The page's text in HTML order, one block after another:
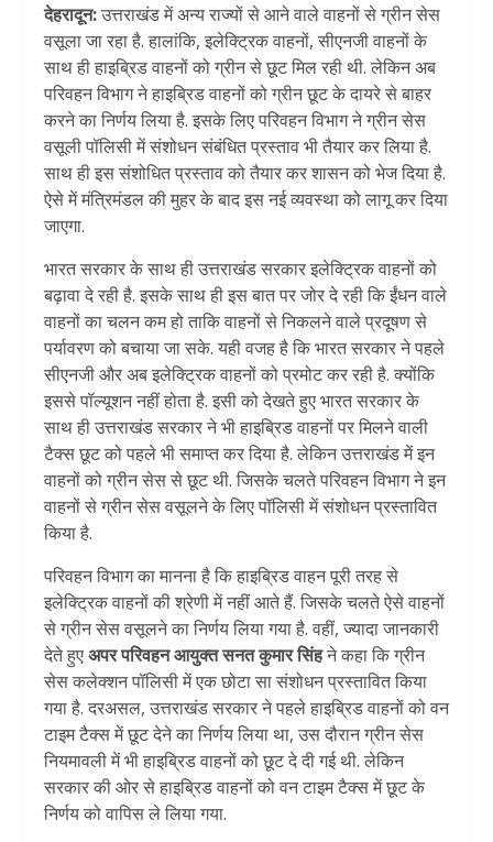
देहरादून:उत्तराखंड में अन्य राज्यों से आने वाले वाहनों से ग्रीन सेस
वसूला जा रहा है. हालांकि, इलेक्ट्रिक वाहनों, सीएनजी वाहनों के
साथ ही हाइब्रिड वाहनों को ग्रीन से छूट मिल रही थी. लेकिन अब
परिवहन विभाग ने हाइब्रिड वाहनों को ग्रीन छूट के दायरे से बाहर
करने का निर्णय लिया है. इसके लिए परिवहन विभाग ने ग्रीन सेस
वसूली पॉलिसी में संशोधन संबंधित प्रस्ताव भी तैयार कर लिया है.
साथ ही इस संशोधित प्रस्ताव को तैयार कर शासन को भेज दिया है.
ऐसे में मंत्रिमंडल की मुहर के बाद इस नई व्यवस्था को लागू कर दिया
जाएगा.
भारत सरकार के साथ ही उत्तराखंड सरकार इलेक्ट्रिक वाहनों को
बढ़ावा दे रही है. इसके साथ ही इस बात पर जोर दे रही कि ईंधन वाले
वाहनों का चलन कम हो ताकि वाहनों से निकलने वाले प्रदूषण से
पर्यावरण को बचाया जा सके. यही वजह है कि भारत सरकार ने पहले
सीएनजी और अब इलेक्ट्रिक वाहनों को प्रमोट कर रही है. क्योंकि
इससे पॉल्यूशन नहीं होता है. इसी को देखते हुए भारत सरकार के
साथ ही उत्तराखंड सरकार ने भी हाइब्रिड वाहनों पर मिलने वाली
टैक्स छूट को पहले भी समाप्त कर दिया है. लेकिन उत्तराखंड में इन
वाहनों को ग्रीन सेस से छूट थी. जिसके चलते परिवहन विभाग ने इन
वाहनों से ग्रीन सेस वसूलने के लिए पॉलिसी में संशोधन प्रस्तावित
किया है.
परिवहन विभाग का मानना है कि हाइब्रिड वाहन पूरी तरह से
इलेक्ट्रिक वाहनों की श्रेणी में नहीं आते हैं. जिसके चलते ऐसे वाहनों
से ग्रीन सेस वसूलने का निर्णय लिया गया है. वहीं, ज्यादा जानकारी
देते हुएअपर परिवहन आयुक्त सनत कुमार सिंहने कहा कि ग्रीन
सेस कलेक्शन पॉलिसी में एक छोटा सा संशोधन प्रस्तावित किया
गया है. दरअसल, उत्तराखंड सरकार ने पहले हाइब्रिड वाहनों को वन
टाइम टैक्स में छूट देने का निर्णय लिया था, उस दौरान ग्रीन सेस
नियमावली में भी हाइब्रिड वाहनों को छूट दे दी गई थी. लेकिन
सरकार की ओर से हाइब्रिड वाहनों को वन टाइम टैक्स में छूट के
निर्णय को वापिस ले लिया गया.